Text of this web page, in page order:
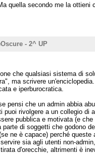
quella secondo me la
- 2^ UP
che qualsiasi sistema di
ma scrivere
e iperburocratica.
pensi che un admin abbia
rivolgere a un collegio di
pubblica e motivata (e
parte di soggetti che godono
ne è capace) perché
sia agli utenti non-
d'orecchie, altrimenti è